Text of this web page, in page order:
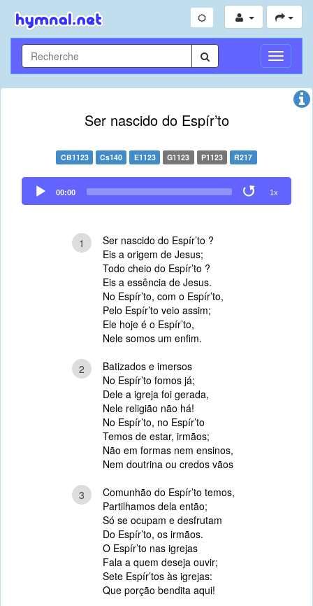
Toggle
Ser nascido do Espír’to
CB1123 Cs140 E1123 G1123 P1123 R217
Audio
Player
00:00 1x
1
Ser nascido do Espír’to ?
Eis a origem de Jesus;
Todo cheio do Espír’to ?
Eis a essência de Jesus.
No Espír’to, com o Espír’to,
Pelo Espír’to veio assim;
Ele hoje é o Espír’to,
Nele somos um enfim.
2
Batizados e imersos
No Espír’to fomos já;
Dele a igreja foi gerada,
Nele religião não há!
No Espír’to, no Espír’to
Temos de estar, irmãos;
Não em formas nem ensinos,
Nem doutrina ou credos vãos
3
Comunhão do Espír’to temos,
Partilhamos dela então;
Só se ocupam e desfrutam
Do Espír’to, os irmãos.
O Espír’to nas igrejas
Fala a quem deseja ouvir;
Sete Espír’tos às igrejas:
Que porção bendita aqui!